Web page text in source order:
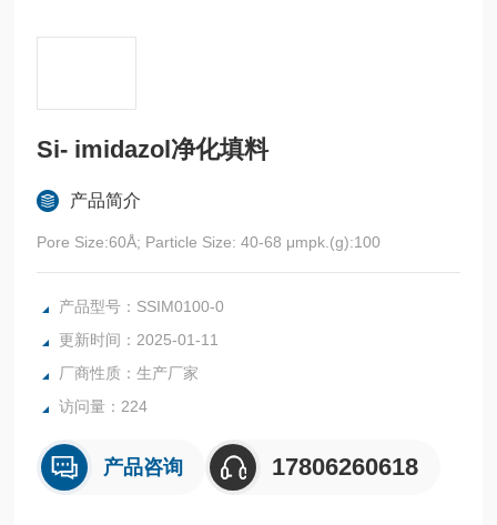
Si- imidazol净化填料
产品简介
Pore Size:60Å; Particle Size: 40-68 μmpk.(g):100
产品型号：SSIM0100-0
更新时间：2025-01-11
厂商性质：生产厂家
访问量：224
产品咨询 17806260618